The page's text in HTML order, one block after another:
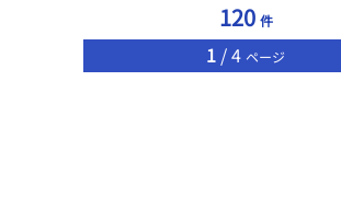
初投稿のため不慣れな点があるかと思います
たします！感想くださったら励みになりま
120 件
1 / 4 ページ